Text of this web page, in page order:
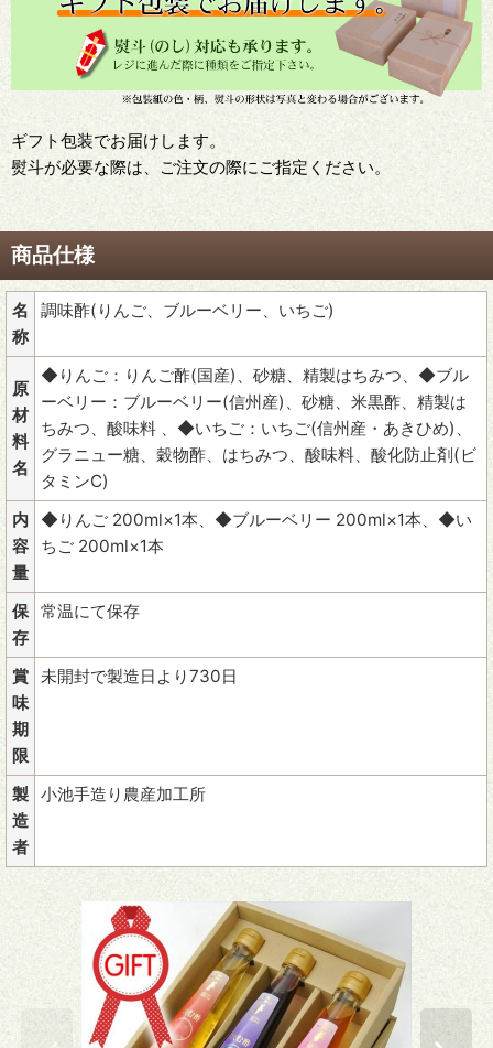
ギフト包装でお届けします。
熨斗が必要な際は、ご注文の際にご指定ください。
商品仕様
名
称
調味酢(りんご、ブルーベリー、いちご)
原
材
料
名
◆りんご：りんご酢(国産)、砂糖、精製はちみつ、◆ブル
ーベリー：ブルーベリー(信州産)、砂糖、米黒酢、精製は
ちみつ、酸味料 、◆いちご：いちご(信州産・あきひめ)、
グラニュー糖、穀物酢、はちみつ、酸味料、酸化防止剤(ビ
タミンC)
内
容
量
◆りんご 200ml×1本、◆ブルーベリー 200ml×1本、◆い
ちご 200ml×1本
保
存
常温にて保存
賞
味
期
限
未開封で製造日より730日
製
造
者
小池手造り農産加工所